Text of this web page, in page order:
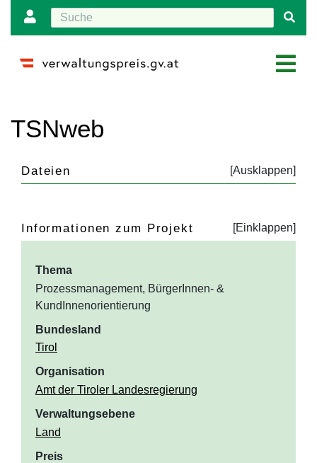
TSNweb
Dateien
Informationen zum Projekt
Thema
Prozessmanagement, BürgerInnen- &
KundInnenorientierung
Bundesland
Tirol
Organisation
Amt der Tiroler Landesregierung
Verwaltungsebene
Land
Preis